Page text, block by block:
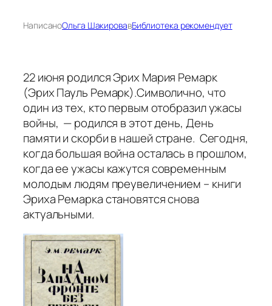
НаписаноОльга ШакировавБиблиотека рекомендует
22 июня родился Эрих Мария Ремарк
(Эрих Пауль Ремарк).Символично, что
один из тех, кто первым отобразил ужасы
войны, — родился в этот день, День
памяти и скорби в нашей стране. Сегодня,
когда большая война осталась в прошлом,
когда ее ужасы кажутся современным
молодым людям преувеличением – книги
Эриха Ремарка становятся снова
актуальными.